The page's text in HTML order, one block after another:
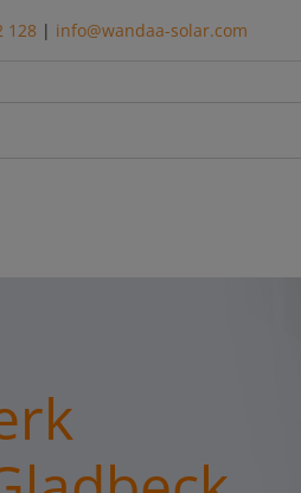
128| info@wandaa-solar.com